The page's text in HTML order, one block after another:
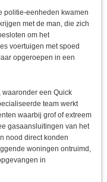
politie-eenheden kwamen
met de man, die zich
om het
voertuigen met spoed
opgeroepen in een
een Quick
team werkt
waarbij grof of extreem
gasaansluitingen van het
nood direct konden
woningen ontruimd,
in